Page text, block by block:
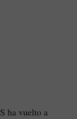
ha vuelto a